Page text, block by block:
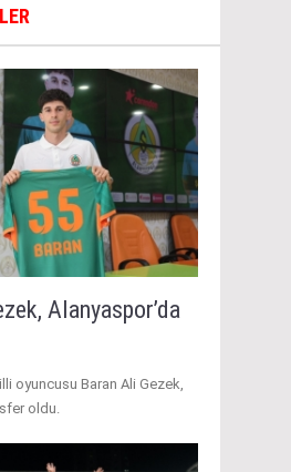
Alanyaspor’da
oyuncusu Baran Ali Gezek,
oldu.